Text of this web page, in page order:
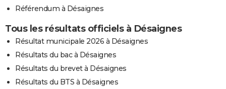
Référendum à Désaignes
Tous les résultats officiels à Désaignes
Résultat municipale 2026 à Désaignes
Résultats du bac à Désaignes
Résultats du brevet à Désaignes
Résultats du BTS à Désaignes